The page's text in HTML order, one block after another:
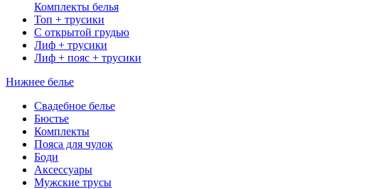
Комплекты белья
Топ + трусики
С открытой грудью
Лиф + трусики
Лиф + пояс + трусики
Нижнее белье
Свадебное белье
Бюстье
Комплекты
Пояса для чулок
Боди
Аксессуары
Мужские трусы